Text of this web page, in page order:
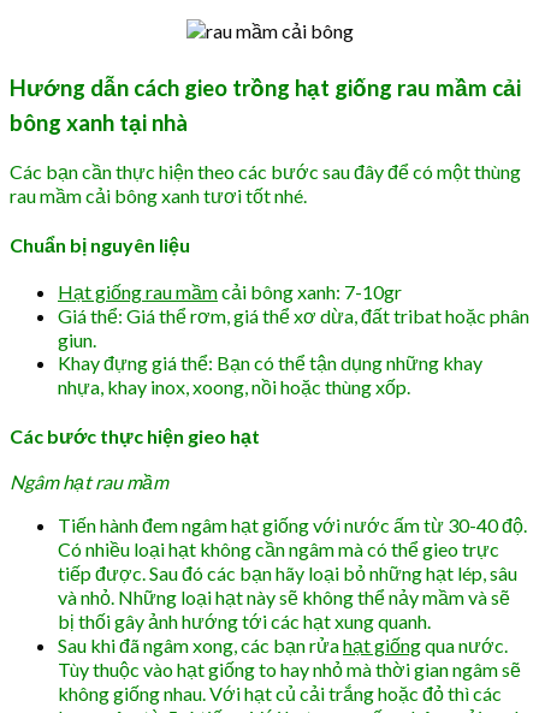
Hướng dẫn cách gieo trồng hạt giống rau mầm cải
bông xanh tại nhà
Các bạn cần thực hiện theo các bước sau đây để có một thùng
rau mầm cải bông xanh tươi tốt nhé.
Chuẩn bị nguyên liệu
Hạt giống rau mầmcải bông xanh: 7-10gr
Giá thể: Giá thể rơm, giá thể xơ dừa, đất tribat hoặc phân
giun.
Khay đựng giá thể: Bạn có thể tận dụng những khay
nhựa, khay inox, xoong, nồi hoặc thùng xốp.
Các bước thực hiện gieo hạt
Ngâm hạt rau mầm
Tiến hành đem ngâm hạt giống với nước ấm từ 30-40 độ.
Có nhiều loại hạt không cần ngâm mà có thể gieo trực
tiếp được. Sau đó các bạn hãy loại bỏ những hạt lép, sâu
và nhỏ. Những loại hạt này sẽ không thể nảy mầm và sẽ
bị thối gây ảnh hướng tới các hạt xung quanh.
Sau khi đã ngâm xong, các bạn rửahạt giốngqua nước.
Tùy thuộc vào hạt giống to hay nhỏ mà thời gian ngâm sẽ
không giống nhau. Với hạt củ cải trắng hoặc đỏ thì các